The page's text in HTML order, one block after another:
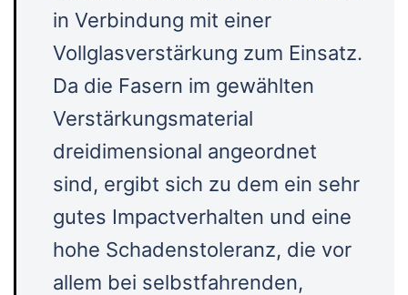
in Verbindung mit einer
Vollglasverstärkung zum Einsatz.
Da die Fasern im gewählten
Verstärkungsmaterial
dreidimensional angeordnet
sind, ergibt sich zu dem ein sehr
gutes Impactverhalten und eine
hohe Schadenstoleranz, die vor
allem bei selbstfahrenden,